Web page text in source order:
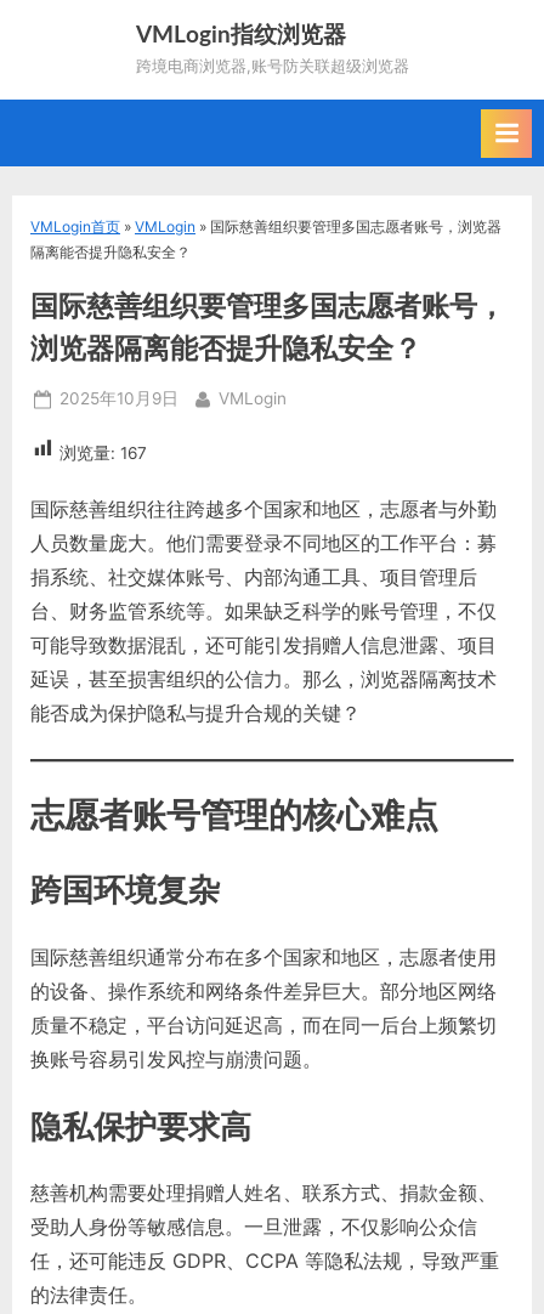
VMLogin指纹浏览器
跨境电商浏览器,账号防关联超级浏览器
VMLogin首页 » VMLogin » 国际慈善组织要管理多国志愿者账号，浏览器
隔离能否提升隐私安全？
国际慈善组织要管理多国志愿者账号，
浏览器隔离能否提升隐私安全？
Posted
2025年10月9日 By
VMLogin
浏览量: 167
国际慈善组织往往跨越多个国家和地区，志愿者与外勤
人员数量庞大。他们需要登录不同地区的工作平台：募
捐系统、社交媒体账号、内部沟通工具、项目管理后
台、财务监管系统等。如果缺乏科学的账号管理，不仅
可能导致数据混乱，还可能引发捐赠人信息泄露、项目
延误，甚至损害组织的公信力。那么，浏览器隔离技术
能否成为保护隐私与提升合规的关键？
志愿者账号管理的核心难点
跨国环境复杂
国际慈善组织通常分布在多个国家和地区，志愿者使用
的设备、操作系统和网络条件差异巨大。部分地区网络
质量不稳定，平台访问延迟高，而在同一后台上频繁切
换账号容易引发风控与崩溃问题。
隐私保护要求高
慈善机构需要处理捐赠人姓名、联系方式、捐款金额、
受助人身份等敏感信息。一旦泄露，不仅影响公众信
任，还可能违反 GDPR、CCPA 等隐私法规，导致严重
的法律责任。